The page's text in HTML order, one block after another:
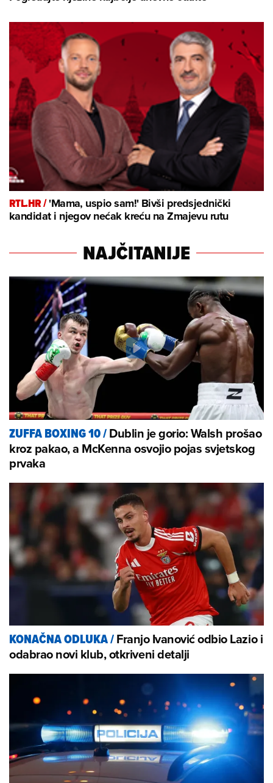
RTL.HR /'Mama, uspio sam!' Bivši predsjednički
kandidat i njegov nećak kreću na Zmajevu rutu
NAJČITANIJE
ZUFFA BOXING 10/Dublin je gorio: Walsh prošao
kroz pakao, a McKenna osvojio pojas svjetskog
prvaka
KONAČNA ODLUKA/Franjo Ivanović odbio Lazio i
odabrao novi klub, otkriveni detalji